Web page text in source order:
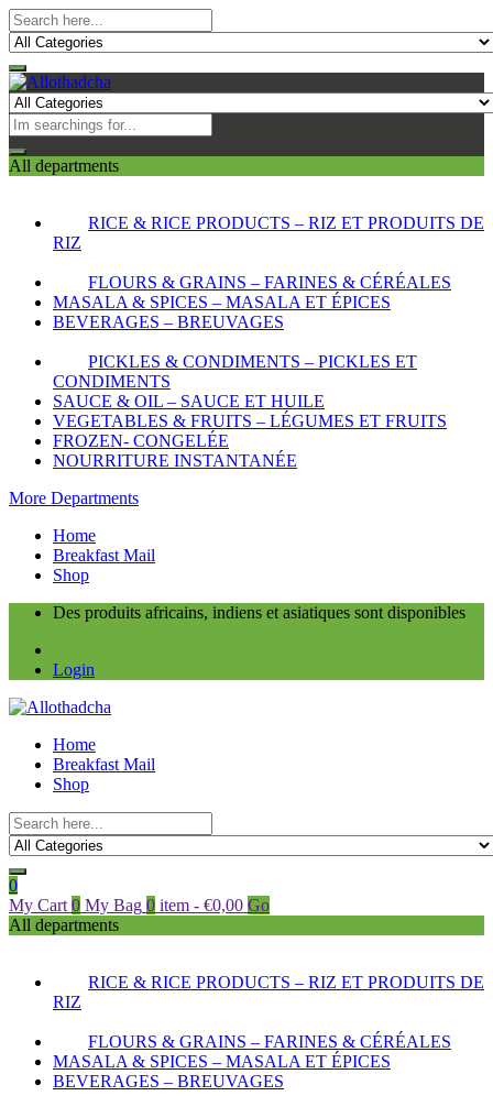
All departments
RICE & RICE PRODUCTS – RIZ ET PRODUITS DE
RIZ
FLOURS & GRAINS – FARINES & CÉRÉALES
MASALA & SPICES – MASALA ET ÉPICES
BEVERAGES – BREUVAGES
PICKLES & CONDIMENTS – PICKLES ET
CONDIMENTS
SAUCE & OIL – SAUCE ET HUILE
VEGETABLES & FRUITS – LÉGUMES ET FRUITS
FROZEN- CONGELÉE
NOURRITURE INSTANTANÉE
More Departments
Home
Breakfast Mail
Shop
Des produits africains, indiens et asiatiques sont disponibles
Login
Home
Breakfast Mail
Shop
0
My Cart 0 My Bag 0 item - €0,00 Go
All departments
RICE & RICE PRODUCTS – RIZ ET PRODUITS DE
RIZ
FLOURS & GRAINS – FARINES & CÉRÉALES
MASALA & SPICES – MASALA ET ÉPICES
BEVERAGES – BREUVAGES